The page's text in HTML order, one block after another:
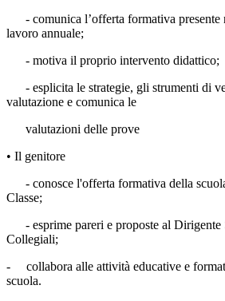
- comunica l’offerta formativa presente
lavoro annuale;
- motiva il proprio intervento didattico;
- esplicita le strategie, gli strumenti di
valutazione e comunica le
valutazioni delle prove
• Il genitore
- conosce l'offerta formativa della
Classe;
- esprime pareri e proposte al Dirigente
Collegiali;
- collabora alle attività educative e
scuola.